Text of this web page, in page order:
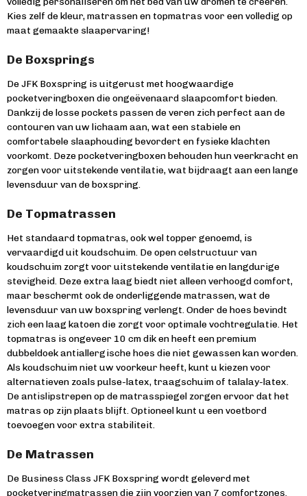
Kies zelf de kleur, matrassen en topmatras voor een volledig op
maat gemaakte slaapervaring!
De Boxsprings
De JFK Boxspring is uitgerust met hoogwaardige
pocketveringboxen die ongeëvenaard slaapcomfort bieden.
Dankzij de losse pockets passen de veren zich perfect aan de
contouren van uw lichaam aan, wat een stabiele en
comfortabele slaaphouding bevordert en fysieke klachten
voorkomt. Deze pocketveringboxen behouden hun veerkracht en
zorgen voor uitstekende ventilatie, wat bijdraagt aan een lange
levensduur van de boxspring.
De Topmatrassen
Het standaard topmatras, ook wel topper genoemd, is
vervaardigd uit koudschuim. De open celstructuur van
koudschuim zorgt voor uitstekende ventilatie en langdurige
stevigheid. Deze extra laag biedt niet alleen verhoogd comfort,
maar beschermt ook de onderliggende matrassen, wat de
levensduur van uw boxspring verlengt. Onder de hoes bevindt
zich een laag katoen die zorgt voor optimale vochtregulatie. Het
topmatras is ongeveer 10 cm dik en heeft een premium
dubbeldoek antiallergische hoes die niet gewassen kan worden.
Als koudschuim niet uw voorkeur heeft, kunt u kiezen voor
alternatieven zoals pulse-latex, traagschuim of talalay-latex.
De antislipstrepen op de matrasspiegel zorgen ervoor dat het
matras op zijn plaats blijft. Optioneel kunt u een voetbord
toevoegen voor extra stabiliteit.
De Matrassen
De Business Class JFK Boxspring wordt geleverd met
pocketveringmatrassen die zijn voorzien van 7 comfortzones.